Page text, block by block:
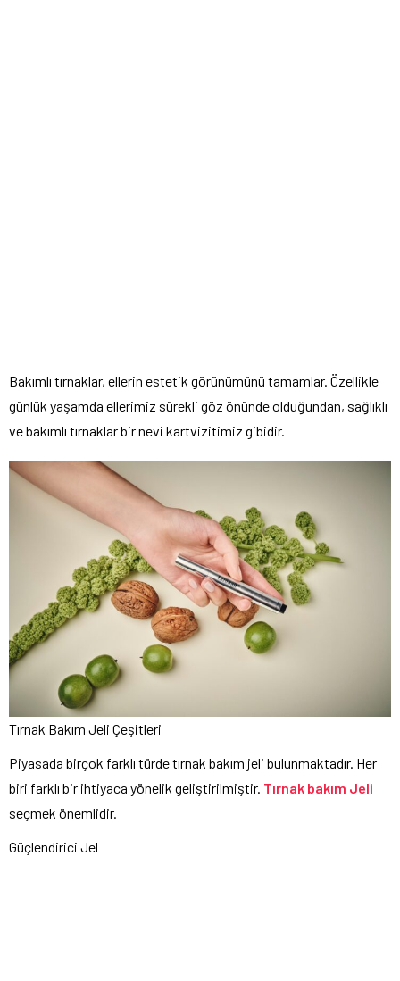
Bakımlı tırnaklar, ellerin estetik görünümünü tamamlar. Özellikle
günlük yaşamda ellerimiz sürekli göz önünde olduğundan, sağlıklı
ve bakımlı tırnaklar bir nevi kartvizitimiz gibidir.
Tırnak Bakım Jeli Çeşitleri
Piyasada birçok farklı türde tırnak bakım jeli bulunmaktadır. Her
biri farklı bir ihtiyaca yönelik geliştirilmiştir. Tırnak bakım Jeli
seçmek önemlidir.
Güçlendirici Jel